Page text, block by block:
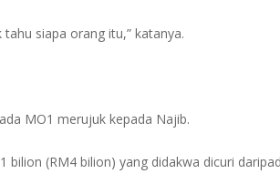
siapa orang itu,” katanya.
MO1 merujuk kepada Najib.
bilion (RM4 bilion) yang didakwa dicuri